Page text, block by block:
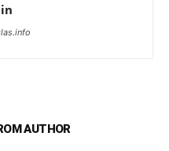
AUTHOR